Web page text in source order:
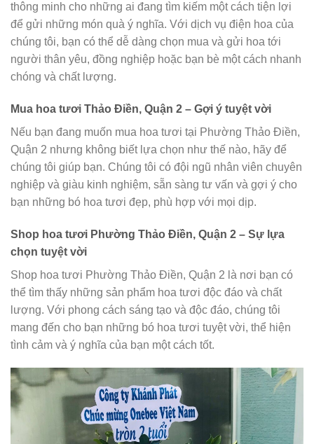
thông minh cho những ai đang tìm kiếm một cách tiện lợi
để gửi những món quà ý nghĩa. Với dịch vụ điện hoa của
chúng tôi, bạn có thể dễ dàng chọn mua và gửi hoa tới
người thân yêu, đồng nghiệp hoặc bạn bè một cách nhanh
chóng và chất lượng.
Mua hoa tươi Thảo Điền, Quận 2 – Gợi ý tuyệt vời
Nếu bạn đang muốn mua hoa tươi tại Phường Thảo Điền,
Quận 2 nhưng không biết lựa chọn như thế nào, hãy để
chúng tôi giúp bạn. Chúng tôi có đội ngũ nhân viên chuyên
nghiệp và giàu kinh nghiệm, sẵn sàng tư vấn và gợi ý cho
bạn những bó hoa tươi đẹp, phù hợp với mọi dịp.
Shop hoa tươi Phường Thảo Điền, Quận 2 – Sự lựa
chọn tuyệt vời
Shop hoa tươi Phường Thảo Điền, Quận 2 là nơi bạn có
thể tìm thấy những sản phẩm hoa tươi độc đáo và chất
lượng. Với phong cách sáng tạo và độc đáo, chúng tôi
mang đến cho bạn những bó hoa tươi tuyệt vời, thể hiện
tình cảm và ý nghĩa của bạn một cách tốt.